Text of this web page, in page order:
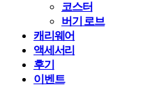
코스터
버기 로브
캐리웨어
액세서리
후기
이벤트